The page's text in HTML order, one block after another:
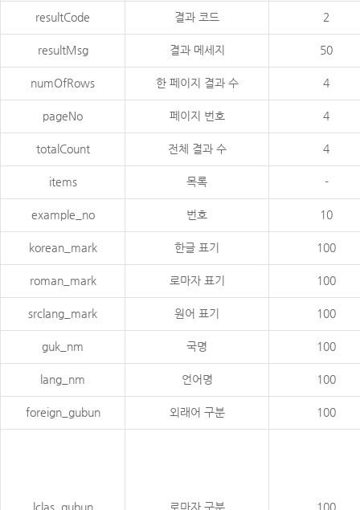
resultCode 결과 코드 2
resultMsg 결과 메세지 50
numOfRows 한 페이지 결과 수 4
pageNo 페이지 번호 4
totalCount 전체 결과 수 4
items 목록 -
example_no 번호 10
korean_mark 한글 표기 100
roman_mark 로마자 표기 100
srclang_mark 원어 표기 100
guk_nm 국명 100
lang_nm 언어명 100
foreign_gubun 외래어 구분 100
lclas_gubun 로마자 구분 100